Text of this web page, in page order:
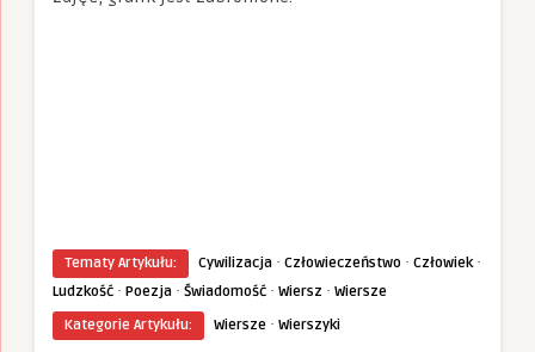
Tematy Artykułu: Cywilizacja · Człowieczeństwo · Człowiek·
Ludzkość · Poezja · Świadomość · Wiersz · Wiersze
Kategorie Artykułu:
Wiersze · Wierszyki